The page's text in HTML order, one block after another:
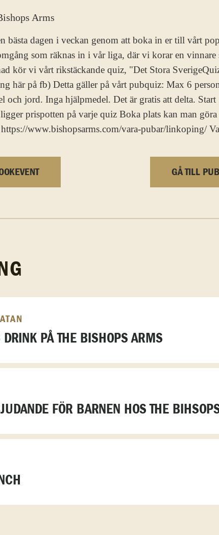
bästa dagen i veckan genom att boka in er till vårt
som räknas in i vår liga, där vi korar en vinnare
kör vi vårt rikstäckande quiz, "Det Stora
här på fb) Detta gäller på vårt pubquiz: Max 6
och jord. Inga hjälpmedel. Det är gratis att delta.
prispotten på varje quiz Boka plats kan man
https://www.bishopsarms.com/vara-pubar/linkoping/
GÅ TILL PUB
PÅ THE BISHOPS ARMS
FÖR BARNEN HOS THE